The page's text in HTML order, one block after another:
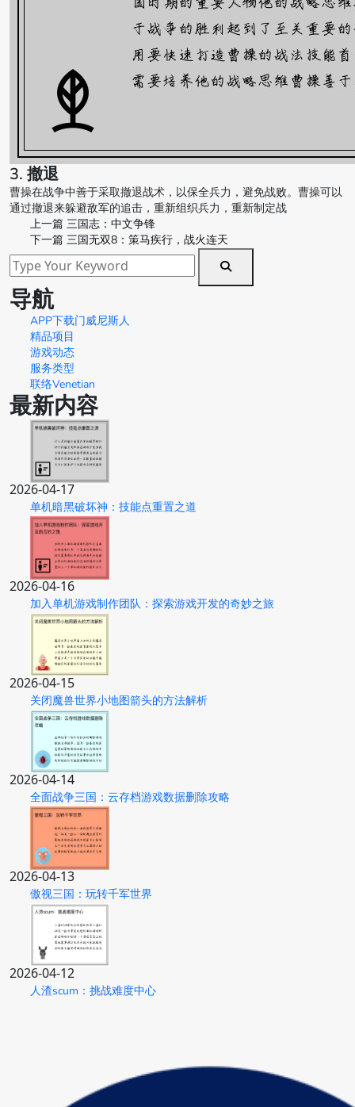
3. 撤退
曹操在战争中善于采取撤退战术，以保全兵力，避免战败。曹操可以
通过撤退来躲避敌军的追击，重新组织兵力，重新制定战
上一篇 三国志：中文争锋
下一篇 三国无双8：策马疾行，战火连天
导航
APP下载门威尼斯人
精品项目
游戏动态
服务类型
联络Venetian
最新内容
2026-04-17
单机暗黑破坏神：技能点重置之道
2026-04-16
加入单机游戏制作团队：探索游戏开发的奇妙之旅
2026-04-15
关闭魔兽世界小地图箭头的方法解析
2026-04-14
全面战争三国：云存档游戏数据删除攻略
2026-04-13
傲视三国：玩转千军世界
2026-04-12
人渣scum：挑战难度中心